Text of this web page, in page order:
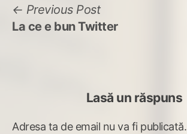
Navigare
în
Previous PostPrevious
post:
La ce e bun Twitter
Lasă un răspuns
Adresa ta de email nu va fi publicată.